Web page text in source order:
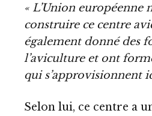
« L’Union européenne
construire ce centre
également donné des
l’aviculture et ont
qui s’approvisionnent
Selon lui, ce centre a